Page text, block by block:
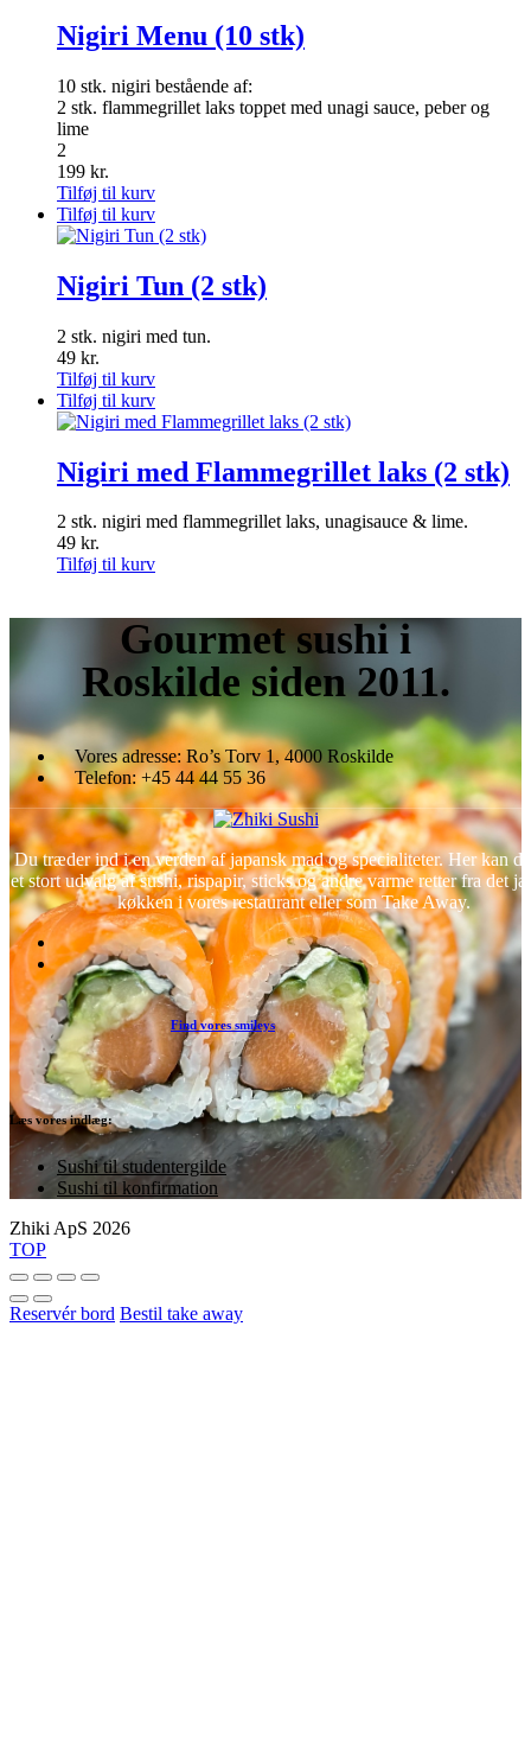
Nigiri Menu (10 stk)
10 stk. nigiri bestående af:
2 stk. flammegrillet laks toppet med unagi sauce, peber og
lime
2
199 kr.
Tilføj til kurv
Tilføj til kurv
Nigiri Tun (2 stk)
2 stk. nigiri med tun.
49 kr.
Tilføj til kurv
Tilføj til kurv
Nigiri med Flammegrillet laks (2 stk)
2 stk. nigiri med flammegrillet laks, unagisauce & lime.
49 kr.
Tilføj til kurv
Gourmetsushi i
Roskilde siden 2011.
Vores adresse: Ro’s Torv 1, 4000 Roskilde
Telefon: +45 44 44 55 36
Du træder ind i en verden af japansk mad og specialiteter. Her kan
et stort udvalg af sushi, rispapir, sticks og andre varme retter fra det
køkken i vores restaurant eller som Take Away.
Find vores smileys
Læs vores indlæg:
Sushi til studentergilde
Sushi til konfirmation
Zhiki ApS 2026
TOP
Reservér bord Bestil take away